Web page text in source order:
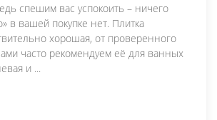
спешим вас успокоить – ничего
в вашей покупке нет. Плитка
хорошая, от проверенного
часто рекомендуем её для ванных
и ...